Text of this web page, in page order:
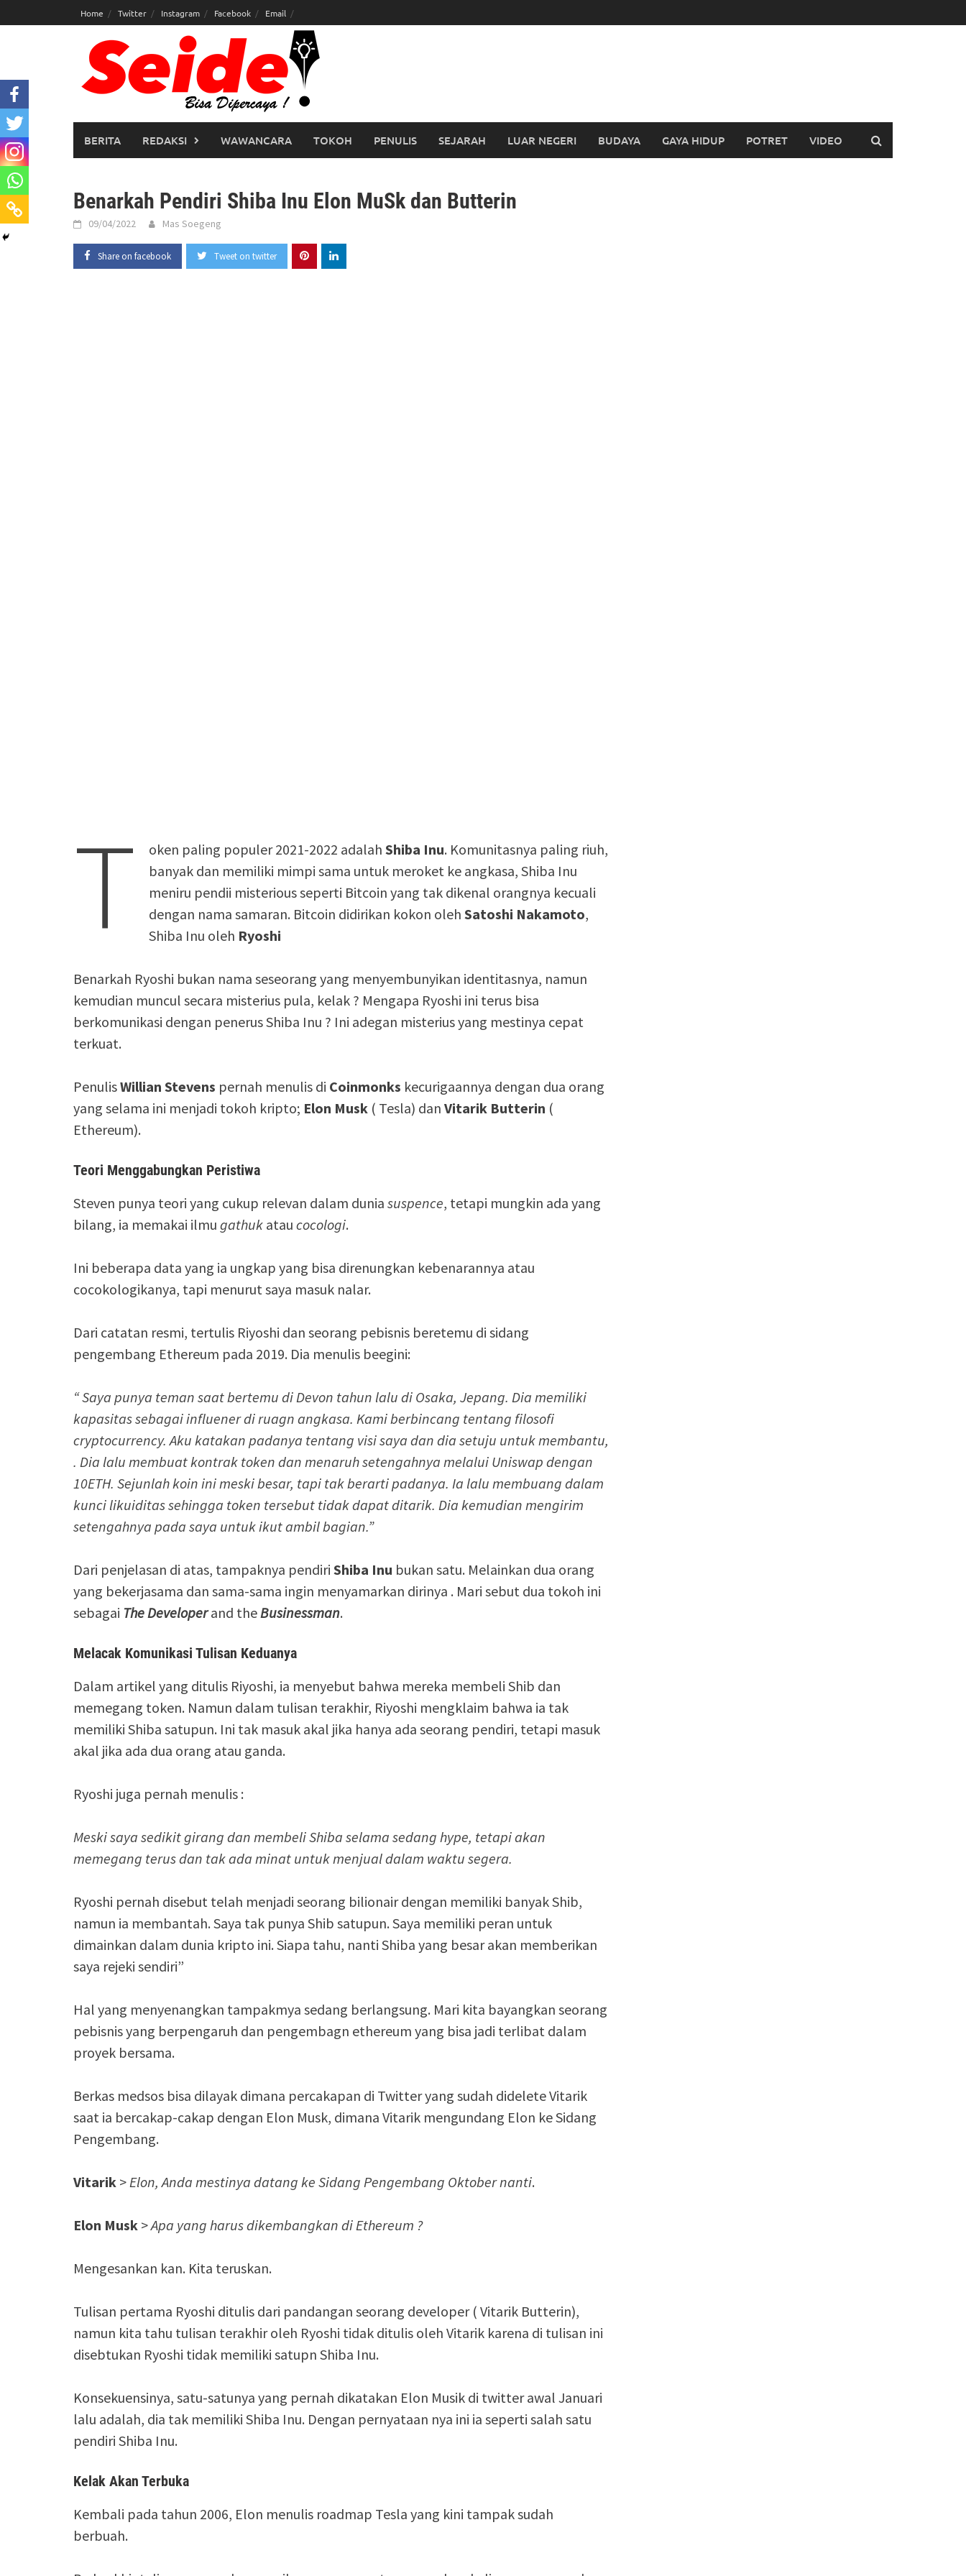
to
Home Twitter Instagram Facebook Email
BERITA REDAKSI WAWANCARA TOKOH PENULIS SEJARAH LUAR NEGERI BUDAYA GAYA HIDUP POTRET VIDEO
Benarkah Pendiri Shiba Inu Elon MuSk dan Butterin
09/04/2022 Mas Soegeng
Share on facebook Tweet on twitter
T oken paling populer 2021-2022 adalah Shiba Inu. Komunitasnya paling riuh,
banyak dan memiliki mimpi sama untuk meroket ke angkasa, Shiba Inu
meniru pendii misterious seperti Bitcoin yang tak dikenal orangnya kecuali
dengan nama samaran. Bitcoin didirikan kokon oleh Satoshi Nakamoto,
Shiba Inu oleh Ryoshi
Benarkah Ryoshi bukan nama seseorang yang menyembunyikan identitasnya, namun
kemudian muncul secara misterius pula, kelak ? Mengapa Ryoshi ini terus bisa
berkomunikasi dengan penerus Shiba Inu ? Ini adegan misterius yang mestinya cepat
terkuat.
PenulisWillian Stevens pernah menulis di Coinmonks kecurigaannya dengan dua orang
yang selama ini menjadi tokoh kripto; Elon Musk ( Tesla) dan Vitarik Butterin (
Ethereum).
Teori Menggabungkan Peristiwa
Steven punya teori yang cukup relevan dalam dunia suspence, tetapi mungkin ada yang
bilang, ia memakai ilmu gathuk atau cocologi.
Ini beberapa data yang ia ungkap yang bisa direnungkan kebenarannya atau
cocokologikanya, tapi menurut saya masuk nalar.
Dari catatan resmi, tertulis Riyoshi dan seorang pebisnis beretemu di sidang
pengembang Ethereum pada 2019. Dia menulis beegini:
“ Saya punya teman saat bertemu di Devon tahun lalu di Osaka, Jepang. Dia memiliki
kapasitas sebagai influener di ruagn angkasa. Kami berbincang tentang filosofi
cryptocurrency. Aku katakan padanya tentang visi saya dan dia setuju untuk membantu,
. Dia lalu membuat kontrak token dan menaruh setengahnya melalui Uniswap dengan
10ETH. Sejunlah koin ini meski besar, tapi tak berarti padanya. Ia lalu membuang dalam
kunci likuiditas sehingga token tersebut tidak dapat ditarik. Dia kemudian mengirim
setengahnya pada saya untuk ikut ambil bagian.”
Dari penjelasan di atas, tampaknya pendiri Shiba Inu bukan satu. Melainkan dua orang
yang bekerjasama dan sama-sama ingin menyamarkan dirinya . Mari sebut dua tokoh ini
sebagai The Developerand theBusinessman.
Melacak Komunikasi Tulisan Keduanya
Dalam artikel yang ditulis Riyoshi, ia menyebut bahwa mereka membeli Shib dan
memegang token. Namun dalam tulisan terakhir, Riyoshi mengklaim bahwa ia tak
memiliki Shiba satupun. Ini tak masuk akal jika hanya ada seorang pendiri, tetapi masuk
akal jika ada dua orang atau ganda.
Ryoshi juga pernah menulis :
Meski saya sedikit girang dan membeli Shiba selama sedang hype, tetapi akan
memegang terus dan tak ada minat untuk menjual dalam waktu segera.
Ryoshi pernah disebut telah menjadi seorang bilionair dengan memiliki banyak Shib,
namun ia membantah. Saya tak punya Shib satupun. Saya memiliki peran untuk
dimainkan dalam dunia kripto ini. Siapa tahu, nanti Shiba yang besar akan memberikan
saya rejeki sendiri”
Hal yang menyenangkan tampakmya sedang berlangsung. Mari kita bayangkan seorang
pebisnis yang berpengaruh dan pengembagn ethereum yang bisa jadi terlibat dalam
proyek bersama.
Berkas medsos bisa dilayak dimana percakapan di Twitter yang sudah didelete Vitarik
saat ia bercakap-cakap dengan Elon Musk, dimana Vitarik mengundang Elon ke Sidang
Pengembang.
Vitarik >Elon, Anda mestinya datang ke Sidang Pengembang Oktober nanti.
Elon Musk >Apa yang harus dikembangkan di Ethereum ?
Mengesankan kan. Kita teruskan.
Tulisan pertama Ryoshi ditulis dari pandangan seorang developer ( Vitarik Butterin),
namun kita tahu tulisan terakhir oleh Ryoshi tidak ditulis oleh Vitarik karena di tulisan ini
disebtukan Ryoshi tidak memiliki satupn Shiba Inu.
Konsekuensinya, satu-satunya yang pernah dikatakan Elon Musik di twitter awal Januari
lalu adalah, dia tak memiliki Shiba Inu. Dengan pernyataan nya ini ia seperti salah satu
pendiri Shiba Inu.
Kelak Akan Terbuka
Kembali pada tahun 2006, Elon menulis roadmap Tesla yang kini tampak sudah
berbuah.